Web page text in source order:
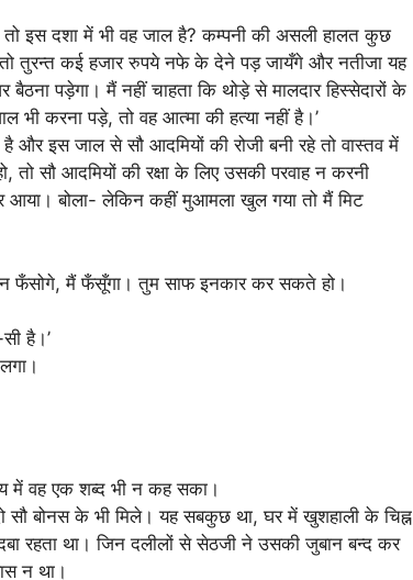
इस दशा में भी वह जाल है? कम्पनी की असली हालत कुछ
तुरन्त कई हजार रुपये नफे के देने पड़ जायँगे और नतीजा यह
बैठना पड़ेगा। मैं नहीं चाहता कि थोड़े से मालदार हिस्सेदारों के
भी करना पड़े, तो वह आत्मा की हत्या नहीं है।’
इस जाल से सौ आदमियों की रोजी बनी रहे तो वास्तव में
तो सौ आदमियों की रक्षा के लिए उसकी परवाह न करनी
आया। बोला- लेकिन कहीं मुआमला खुल गया तो मैं मिट
फँसोगे, मैं फँसूँगा। तुम साफ इनकार कर सकते हो।
है।’
में वह एक शब्द भी न कह सका।
बोनस के भी मिले। यह सबकुछ था, घर में खुशहाली के चिह्न
रहता था। जिन दलीलों से सेठजी ने उसकी जुबान बन्द कर
न था।